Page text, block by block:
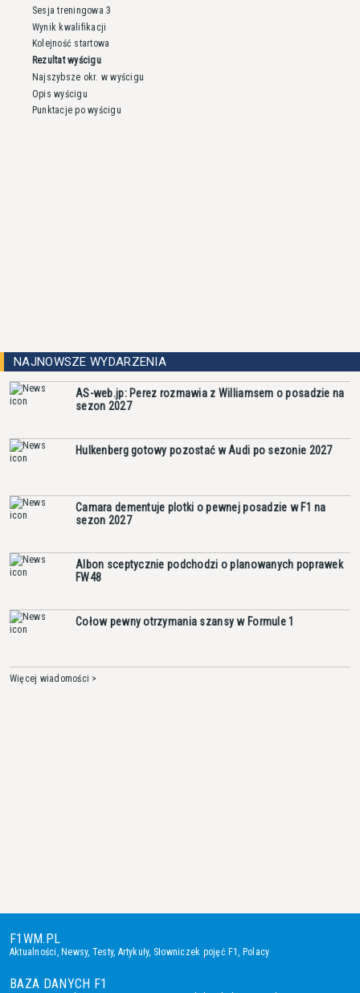
Sesja treningowa 3
Wynik kwalifikacji
Kolejność startowa
Rezultat wyścigu
Najszybsze okr. w wyścigu
Opis wyścigu
Punktacje po wyścigu
NAJNOWSZE WYDARZENIA
AS-web.jp: Perez rozmawia z Williamsem o posadzie na
sezon 2027
Hulkenberg gotowy pozostać w Audi po sezonie 2027
Camara dementuje plotki o pewnej posadzie w F1 na
sezon 2027
Albon sceptycznie podchodzi o planowanych poprawek
FW48
Cołow pewny otrzymania szansy w Formule 1
Więcej wiadomości >
F1WM.PL
Aktualności,Newsy, Testy, Artykuły, Słowniczek pojęć F1, Polacy
BAZA DANYCH F1